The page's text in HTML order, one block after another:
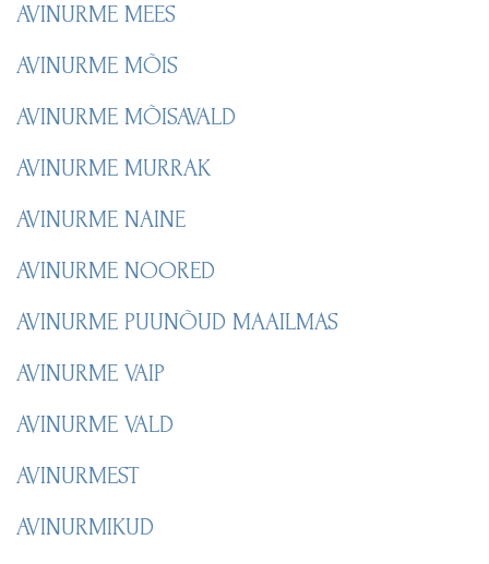
AVINURME MEES
AVINURME MÕIS
AVINURME MÕISAVALD
AVINURME MURRAK
AVINURME NAINE
AVINURME NOORED
AVINURME PUUNÕUD MAAILMAS
AVINURME VAIP
AVINURME VALD
AVINURMEST
AVINURMIKUD